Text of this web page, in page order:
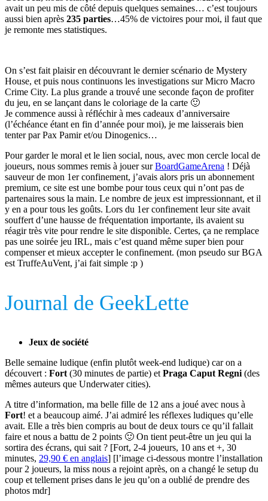
avait un peu mis de côté depuis quelques semaines… c’est toujours
aussi bien après 235 parties…45% de victoires pour moi, il faut que
je remonte mes statistiques.
On s’est fait plaisir en découvrant le dernier scénario de Mystery
House, et puis nous continuons les investigations sur Micro Macro
Crime City. La plus grande a trouvé une seconde façon de profiter
du jeu, en se lançant dans le coloriage de la carte 🙂
Je commence aussi à réfléchir à mes cadeaux d’anniversaire
(l’échéance étant en fin d’année pour moi), je me laisserais bien
tenter par Pax Pamir et/ou Dinogenics…
Pour garder le moral et le lien social, nous, avec mon cercle local de
joueurs, nous sommes remis à jouer surBoardGameArena ! Déjà
sauveur de mon 1er confinement, j’avais alors pris un abonnement
premium, ce site est une bombe pour tous ceux qui n’ont pas de
partenaires sous la main. Le nombre de jeux est impressionnant, et il
y en a pour tous les goûts. Lors du 1er confinement leur site avait
souffert d’une hausse de fréquentation importante, ils avaient su
réagir très vite pour rendre le site disponible. Certes, ça ne remplace
pas une soirée jeu IRL, mais c’est quand même super bien pour
compenser et mieux accepter le confinement. (mon pseudo sur BGA
est TruffeAuVent, j’ai fait simple :p )
Journal de GeekLette
Jeux de société
Belle semaine ludique (enfin plutôt week-end ludique) car on a
découvert : Fort (30 minutes de partie) et Praga Caput Regni (des
mêmes auteurs que Underwater cities).
A titre d’information, ma belle fille de 12 ans a joué avec nous à
Fort! et a beaucoup aimé. J’ai admiré les réflexes ludiques qu’elle
avait. Elle a très bien compris au bout de deux tours ce qu’il fallait
faire et nous a battu de 2 points 🙂 On tient peut-être un jeu qui la
sortira des écrans, qui sait ? [Fort, 2-4 joueurs, 10 ans et +, 30
minutes, 29,90 € en anglais] [l’image ci-dessous montre l’installation
pour 2 joueurs, la miss nous a rejoint après, on a changé le setup du
coup et tellement prises dans le jeu qu’on a oublié de prendre des
photos mdr]